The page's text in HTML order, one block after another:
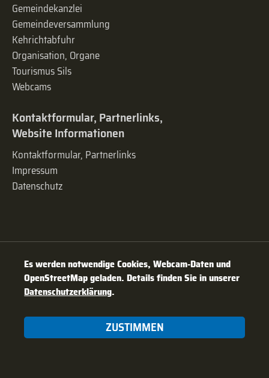
Gemeindekanzlei
Gemeinde­versammlung
Kehrichtabfuhr
Organisation, Organe
Tourismus Sils
Webcams
Kontaktformular, Partnerlinks,
Website Informationen
Kontaktformular, Partnerlinks
Impressum
Datenschutz
Es werden notwendige Cookies, Webcam-Daten und
OpenStreetMap geladen. Details finden Sie in unserer
Datenschutzerklärung.
ZUSTIMMEN